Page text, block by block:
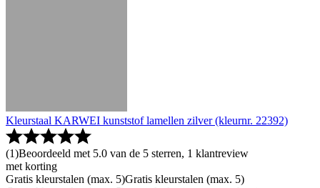
Kleurstaal KARWEI kunststof lamellen zilver (kleurnr. 22392)
(1)Beoordeeld met 5.0 van de 5 sterren, 1 klantreview
met korting
Gratis kleurstalen (max. 5)Gratis kleurstalen (max. 5)